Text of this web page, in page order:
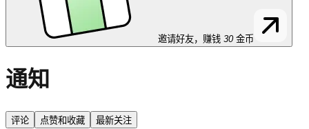
邀请好友，赚钱 30 金币
通知
评论 点赞和收藏 最新关注